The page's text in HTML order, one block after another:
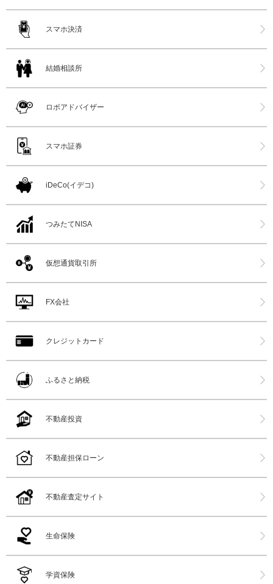
スマホ決済
結婚相談所
ロボアドバイザー
スマホ証券
iDeCo(イデコ)
つみたてNISA
仮想通貨取引所
FX会社
クレジットカード
ふるさと納税
不動産投資
不動産担保ローン
不動産査定サイト
生命保険
学資保険